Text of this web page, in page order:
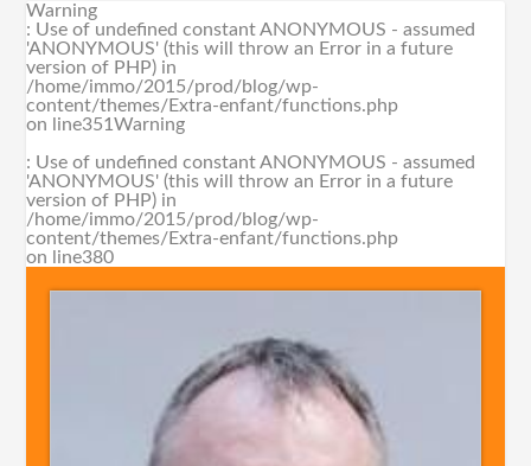
Warning
: Use of undefined constant ANONYMOUS - assumed
'ANONYMOUS' (this will throw an Error in a future
version of PHP) in
/home/immo/2015/prod/blog/wp-
content/themes/Extra-enfant/functions.php
on line351Warning
: Use of undefined constant ANONYMOUS - assumed
'ANONYMOUS' (this will throw an Error in a future
version of PHP) in
/home/immo/2015/prod/blog/wp-
content/themes/Extra-enfant/functions.php
on line380